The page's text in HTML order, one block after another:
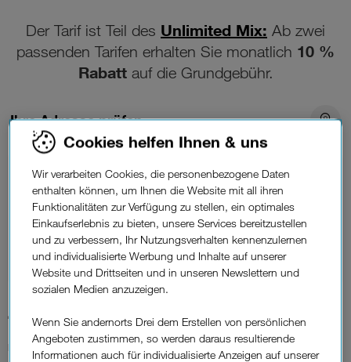
Der Tarif ist Teil des Unlimited Mix: Ab zwei
passenden Tarifen erhalten Sie monatlich 10 %
Rabattauf die Grundgebühr.
Ihre Adresse prüfen
Unlimitiertes Datenvolumen
125 Mbit/sDownload max.
50 Mbit/s Upload max.
Erhältlich als
Glasfaser
46,90 €*
Monatlich
Cookies helfen Ihnen & uns
Wir verarbeiten Cookies, die personenbezogene Daten
enthalten können, um Ihnen die Website mit all ihren
Funktionalitäten zur Verfügung zu stellen, ein optimales
Einkaufserlebnis zu bieten, unsere Services bereitzustellen
und zu verbessern, Ihr Nutzungsverhalten kennenzulernen
und individualisierte Werbung und Inhalte auf unserer
Website und Drittseiten und in unseren Newslettern und
sozialen Medien anzuzeigen.
Wenn Sie andernorts Drei dem Erstellen von persönlichen
Angeboten zustimmen, so werden daraus resultierende
Informationen auch für individualisierte Anzeigen auf unserer